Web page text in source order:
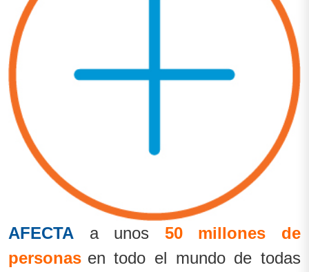
AFECTA a unos 50 millones de
personas en todo el mundo de todas